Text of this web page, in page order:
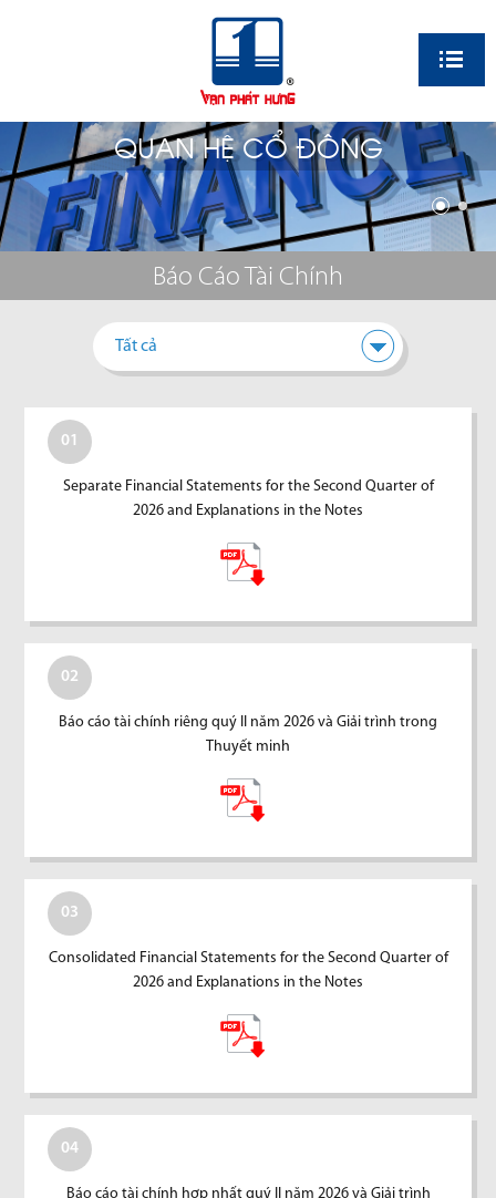
QUAN HỆ CỔ ĐÔNG
Báo Cáo Tài Chính
Tất cả
01
Separate Financial Statements for the Second Quarter of
2026 and Explanations in the Notes
02
Báo cáo tài chính riêng quý II năm 2026 và Giải trình trong
Thuyết minh
03
Consolidated Financial Statements for the Second Quarter of
2026 and Explanations in the Notes
04
Báo cáo tài chính hợp nhất quý II năm 2026 và Giải trình